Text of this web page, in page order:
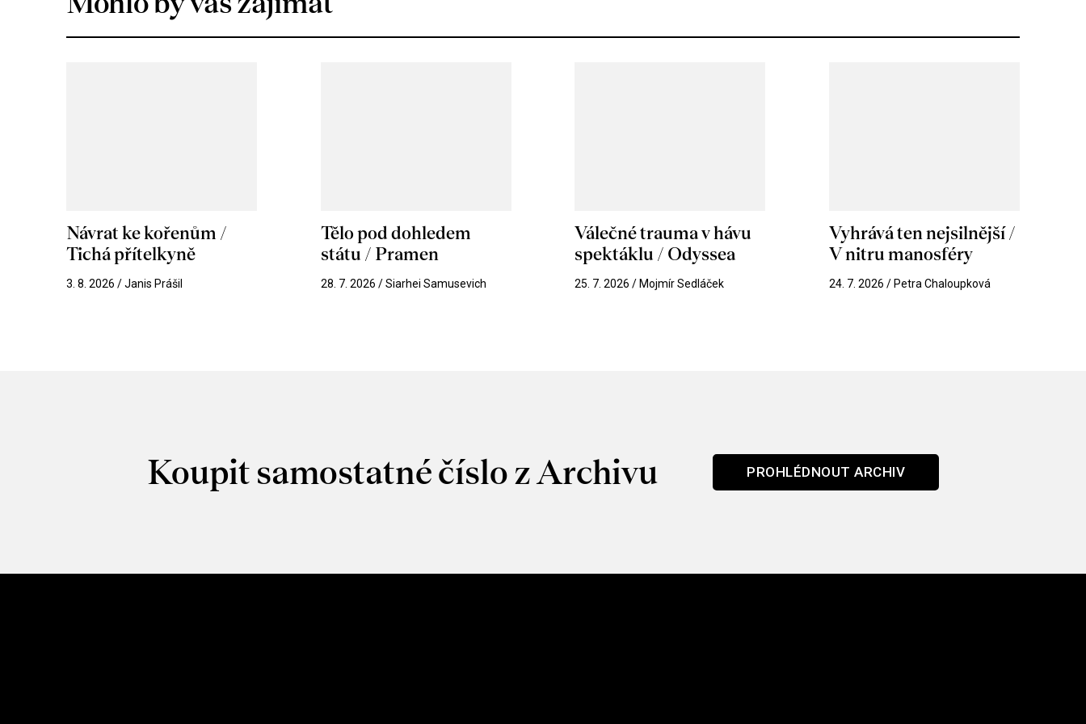
Návrat ke kořenům /
Tichá přítelkyně
3. 8. 2026 / Janis Prášil
Tělo pod dohledem
státu / Pramen
28. 7. 2026 / Siarhei Samusevich
Válečné trauma v hávu
spektáklu / Odyssea
25. 7. 2026 / Mojmír Sedláček
Vyhrává ten nejsilnější /
V nitru manosféry
24. 7. 2026 / Petra Chaloupková
Koupit samostatné číslo z Archivu PROHLÉDNOUT ARCHIV